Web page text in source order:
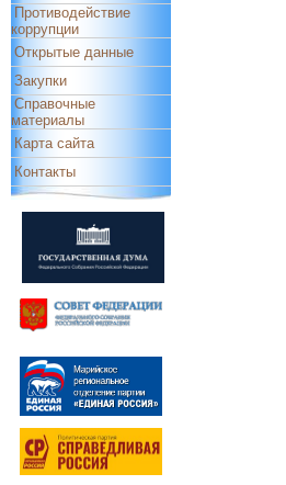
Противодействие
коррупции
Открытые данные
Закупки
Справочные
материалы
Карта сайта
Контакты